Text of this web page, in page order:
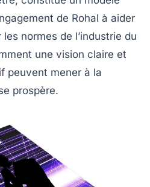
de Rohal à aider
normes de l’industrie du
une vision claire et
peuvent mener à la
prospère.